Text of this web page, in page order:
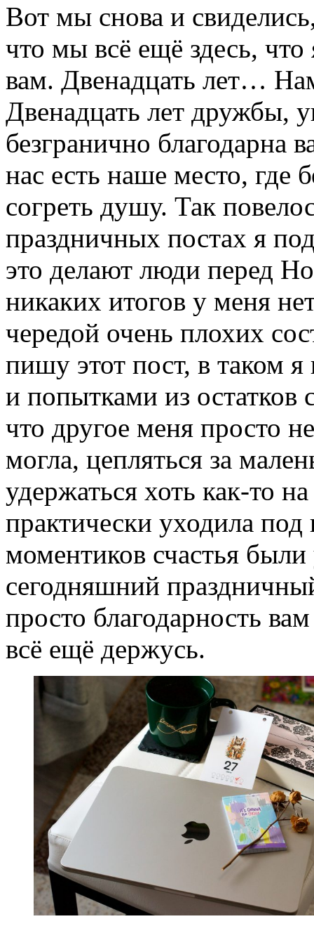
Вот мы снова и
что мы всё ещё здесь,
вам. Двенадцать лет…
Двенадцать лет дружбы,
безгранично благодарна
нас есть наше место, где
согреть душу. Так
праздничных постах я
это делают люди перед
никаких итогов у меня
чередой очень плохих
пишу этот пост, в таком я
и попытками из
что другое меня просто
могла, цепляться за
удержаться хоть как-то
практически уходила
моментиков счастья
сегодняшний
просто благодарность
всё ещё держусь.